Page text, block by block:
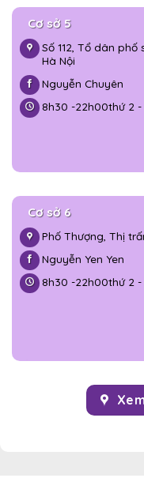
Cơ sở 5
Số 112, Tổ dân phố
Hà Nội
Nguyễn Chuyên
8h30 -22h00thứ 2 -
Cơ sở 6
Phố Thượng, Thị
Nguyễn Yen Yen
8h30 -22h00thứ 2 -